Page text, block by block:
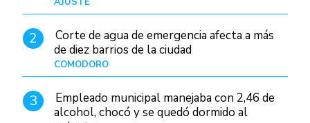
2
Corte de agua de emergencia afecta a más
de diez barrios de la ciudad
COMODORO
3
Empleado municipal manejaba con 2,46 de
alcohol, chocó y se quedó dormido al